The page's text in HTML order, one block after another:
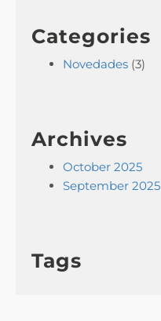
Categories
Novedades (3)
Archives
October 2025
September 2025
Tags